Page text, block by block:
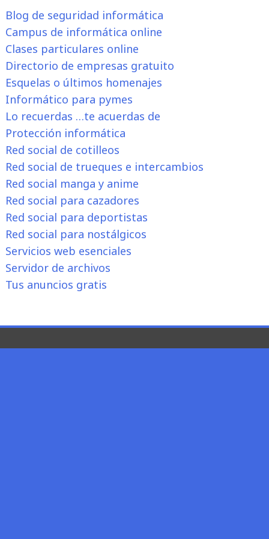
Blog de seguridad informática
Campus de informática online
Clases particulares online
Directorio de empresas gratuito
Esquelas o últimos homenajes
Informático para pymes
Lo recuerdas …te acuerdas de
Protección informática
Red social de cotilleos
Red social de trueques e intercambios
Red social manga y anime
Red social para cazadores
Red social para deportistas
Red social para nostálgicos
Servicios web esenciales
Servidor de archivos
Tus anuncios gratis